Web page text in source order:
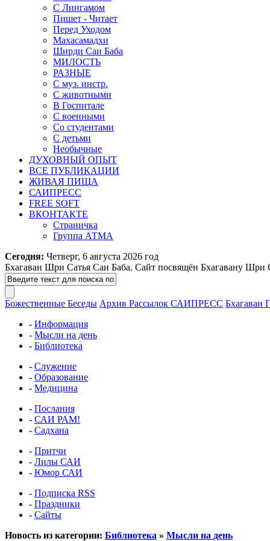
С Лингамом
Пишет - Читает
Перед Уходом
Махасамадхи
Ширди Саи Баба
МИЛОСТЬ
РАЗНЫЕ
С муз. инстр.
С животными
В Госпитале
С военными
Со студентами
С детьми
Необычные
ДУХОВНЫЙ ОПЫТ
ВСЕ ПУБЛИКАЦИИ
ЖИВАЯ ПИЩА
САИПРЕСС
FREE SOFT
ВКОНТАКТЕ
Страничка
Группа АТМА
Сегодня: Четверг, 6 августа 2026 год
Бхагаван Шри Сатья Саи Баба. Сайт посвящён Бхагавану
Божественные Беседы Архив Рассылок САИПРЕСС Бхагаван
- Информация
- Мысли на день
- Библиотека
- Служение
- Образование
- Медицина
- Послания
- САИ РАМ!
- Садхана
- Притчи
- Лилы САИ
- Юмор САИ
- Подписка RSS
- Праздники
- Сайты
Новость из категории: Библиотека » Мысли на день